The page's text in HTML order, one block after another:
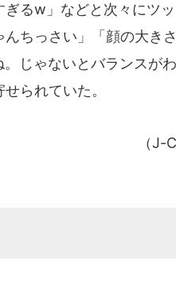
ぎるw」などと次々にツ
んちっさい」「顔の大き
じゃないとバランスが
られていた。
（J-